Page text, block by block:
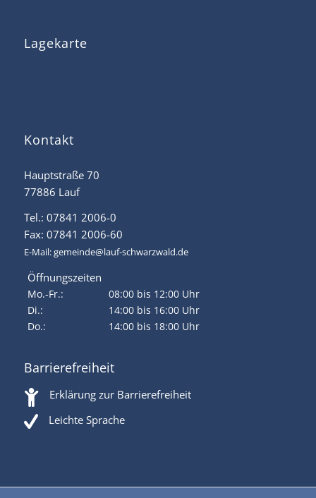
Lagekarte
Kontakt
Hauptstraße 70
77886 Lauf
Tel.: 07841 2006-0
Fax: 07841 2006-60
E-Mail:gemeinde@lauf-schwarzwald.de
Öffnungszeiten
Mo.-Fr.:
08:00 bis 12:00 Uhr
Di.:
14:00 bis 16:00 Uhr
Do.:
14:00 bis 18:00 Uhr
Barrierefreiheit
Erklärung zur Barrierefreiheit
Leichte Sprache